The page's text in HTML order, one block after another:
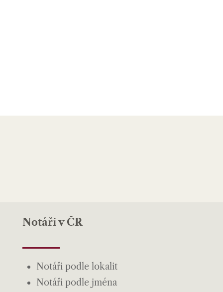
Notáři v ČR
Notáři podle lokalit
Notáři podle jména